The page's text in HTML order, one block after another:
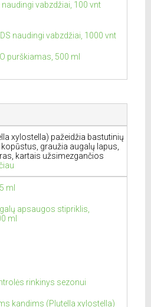
naudingi vabzdžiai, 100 vnt
naudingi vabzdžiai, 1000 vnt
purškiamas, 500 ml
xylostella) pažeidžia bastutinių
graužia augalų lapus,
kartais užsimezgančios
ml
apsaugos stipriklis,
ml
rinkinys sezonui
kandims (Plutella xylostella)